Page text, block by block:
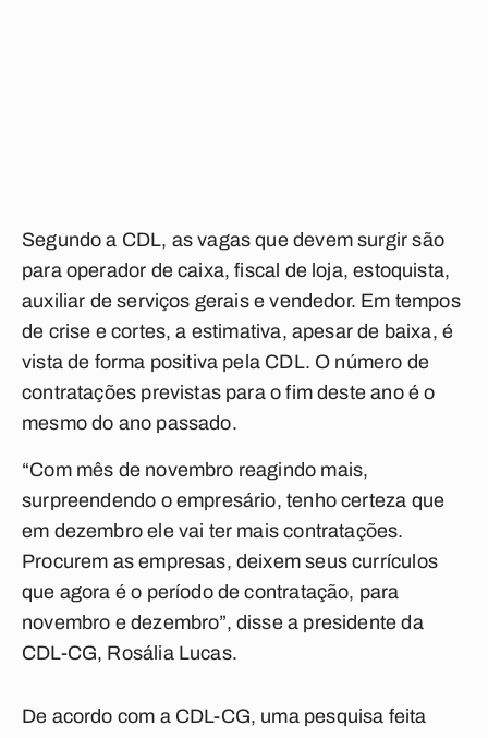
Segundo a CDL, as vagas que devem surgir são
para operador de caixa, fiscal de loja, estoquista,
auxiliar de serviços gerais e vendedor. Em tempos
de crise e cortes, a estimativa, apesar de baixa, é
vista de forma positiva pela CDL. O número de
contratações previstas para o fim deste ano é o
mesmo do ano passado.
“Com mês de novembro reagindo mais,
surpreendendo o empresário, tenho certeza que
em dezembro ele vai ter mais contratações.
Procurem as empresas, deixem seus currículos
que agora é o período de contratação, para
novembro e dezembro”, disse a presidente da
CDL-CG, Rosália Lucas.
De acordo com a CDL-CG, uma pesquisa feita